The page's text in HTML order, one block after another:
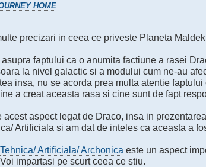
HOME
precizari in ceea ce priveste Planeta
faptului ca o anumita factiune a rasei
la nivel galactic si a modului cum ne-au
insa, nu se acorda prea multa atentie
a creat aceasta rasa si cine sunt de fapt
acest aspect legat de Draco, insa in prezentarea
Artificiala si am dat de inteles ca aceasta a
Tehnica/ Artificiala/ Archonica este un aspect
impartasi pe scurt ceea ce stiu.